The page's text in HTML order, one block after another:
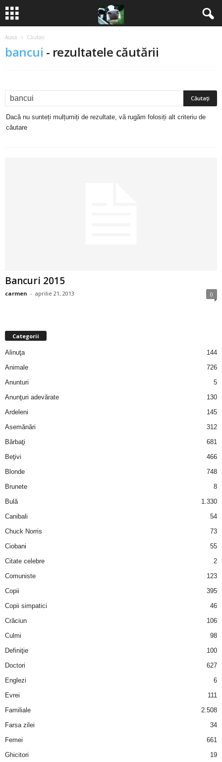
Acasă Căutați
bancui - rezultatele căutării
Dacă nu sunteți mulțumiți de rezultate, vă rugăm folosiți alt criteriu de
căutare
Bancuri 2015
carmen - aprilie 21, 2013 0
Categorii
Alinuţa
144
Animale
726
Anunturi
5
Anunţuri adevărate
130
Ardeleni
145
Asemănări
312
Bărbaţi
681
Beţivi
466
Blonde
748
Brunete
8
Bulă
1.330
Canibali
54
Chuck Norris
73
Ciobani
55
Citate celebre
2
Comuniste
123
Copii
395
Copii simpatici
46
Crăciun
106
Culmi
98
Definiţie
100
Doctori
627
Englezi
6
Evrei
111
Familiale
2.508
Farsa zilei
34
Femei
661
Ghicitori
19